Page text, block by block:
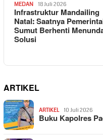
MEDAN 18 Juli 2026
Infrastruktur Mandailing
Natal: Saatnya
Sumut Berhenti
Solusi
ARTIKEL
ARTIKEL 10 Juli 2026
Buku Kapolres